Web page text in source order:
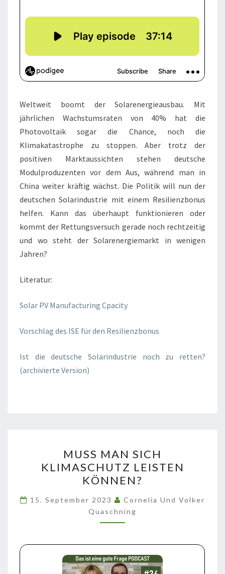
Weltweit boomt der Solarenergieausbau. Mit
jährlichen Wachstumsraten von 40% hat die
Photovoltaik sogar die Chance, noch die
Klimakatastrophe zu stoppen. Aber trotz der
positiven Marktaussichten stehen deutsche
Modulproduzenten vor dem Aus, während man in
China weiter kräftig wächst. Die Politik will nun der
deutschen Solarindustrie mit einem Resilienzbonus
helfen. Kann das überhaupt funktionieren oder
kommt der Rettungsversuch gerade noch rechtzeitig
und wo steht der Solarenergiemarkt in wenigen
Jahren?
Literatur:
Solar PV Manufacturing Cpacity
Vorschlag des ISE für den Resilienzbonus
Ist die deutsche Solarindustrie noch zu retten?
(archivierte Version)
MAN
SICH
KLIMASCHUTZ
LEISTEN
KÖNNEN?
MUSS MAN SICH
KLIMASCHUTZ LEISTEN
KÖNNEN?
15. September 2023
Cornelia Und Volker
Quaschning